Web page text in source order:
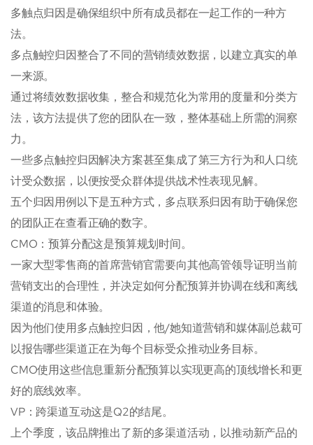
多触点归因是确保组织中所有成员都在一起工作的一种方
法。
多点触控归因整合了不同的营销绩效数据，以建立真实的单
一来源。
通过将绩效数据收集，整合和规范化为常用的度量和分类方
法，该方法提供了您的团队在一致，整体基础上所需的洞察
力。
一些多点触控归因解决方案甚至集成了第三方行为和人口统
计受众数据，以便按受众群体提供战术性表现见解。
五个归因用例以下是五种方式，多点联系归因有助于确保您
的团队正在查看正确的数字。
CMO：预算分配这是预算规划时间。
一家大型零售商的首席营销官需要向其他高管领导证明当前
营销支出的合理性，并决定如何分配预算并协调在线和离线
渠道的消息和体验。
因为他们使用多点触控归因，他/她知道营销和媒体副总裁可
以报告哪些渠道正在为每个目标受众推动业务目标。
CMO使用这些信息重新分配预算以实现更高的顶线增长和更
好的底线效率。
VP：跨渠道互动这是Q2的结尾。
上个季度，该品牌推出了新的多渠道活动，以推动新产品的